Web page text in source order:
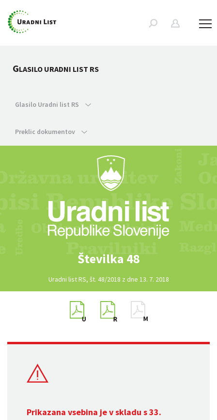
GLASILO URADNI LIST RS
Glasilo Uradni list RS
Preklic dokumentov
Številka 48
Uradni list RS, št. 48/2018 z dne 13. 7. 2018
Prikazana vsebina je v skladu s 33.